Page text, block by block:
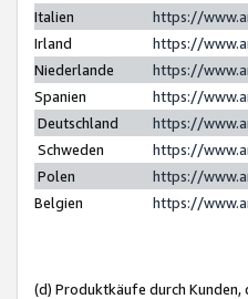
Italien
https://
Irland
https://
Niederlande
https://
Spanien
https://
Deutschland
https://
Schweden
https://
Polen
https://
Belgien
https://
(d) Produktkäufe durch Kunden,